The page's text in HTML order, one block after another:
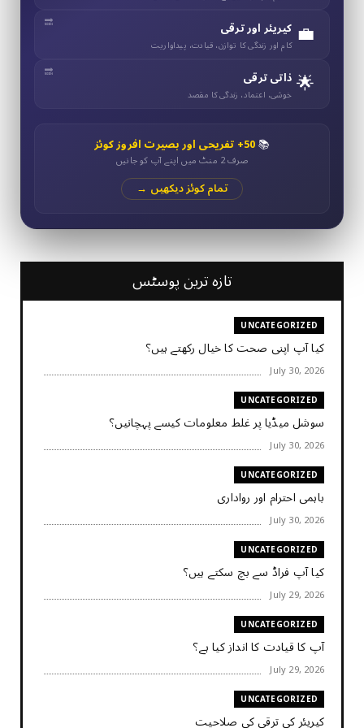
💼 کیریئر اور ترقی
کام اور زندگی کا توازن، قیادت، پیداواریت
🌟 ذاتی ترقی
خوشی، اعتماد، زندگی کا مقصد
📚50+ تفریحی اور بصیرت افروز کوئز
صرف 2 منٹ میں اپنے آپ کو جانیں
تمام کوئز دیکھیں →
تازہ ترین پوسٹس
UNCATEGORIZED
کیا آپ اپنی صحت کا خیال رکھتے ہیں؟
July 30, 2026
UNCATEGORIZED
سوشل میڈیا پر غلط معلومات کیسے پہچانیں؟
July 30, 2026
UNCATEGORIZED
باہمی احترام اور رواداری
July 30, 2026
UNCATEGORIZED
کیا آپ فراڈ سے بچ سکتے ہیں؟
July 29, 2026
UNCATEGORIZED
آپ کا قیادت کا انداز کیا ہے؟
July 29, 2026
UNCATEGORIZED
کیریئر کی ترقی کی صلاحیت